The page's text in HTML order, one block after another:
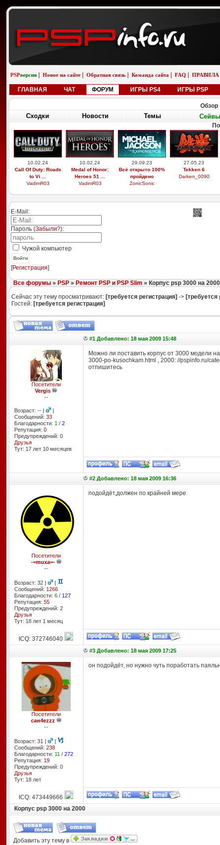
PSPверсия Новое на сайте Обратная связь Команда сайта FAQ ПРАВИЛА
ГЛАВНАЯ ЧАТ ФОРУМ ИГРЫ PS4 ИГРЫ PSP
Обзор
Сходки Новости Темы Сейвы
10.02.24
Call Of Duty: Roads
to Vi ...
VadimR03
10.02.24
Medal of Honor:
Heroes 51 ...
VadimR03
29.09.23
Всё открыто 100%
пройдено
ZonicSonic
27.05.23
Tekken 6
Darken_0090
E-Mail:
Пароль (Забыли?):
Чужой компьютер
Войти
[Регистрация]
Все форумы» PSP» Ремонт PSP и PSP Slim » Корпус psp 3000 на 2000
Сейчас эту тему просматривают: [требуется регистрация] -> [требуется
Гостей: [требуется регистрация]
#1 Добавлено: 18 мая 2009 15:48
Посетители
Vergis
--
Возраст: -- |
|
Сообщений: 33
Благодарности: 1 / 2
Репутация: 0
Предупреждений: 0
Друзья
Тут: 17 лет 10 месяцев
Можно ли поставить корпус от 3000 модели
3000-po-kusochkam.html , 2000: //pspinfo.ru/
отпишитесь
#2 Добавлено: 18 мая 2009 16:36
Посетители
-=muxa=-
--
Возраст: 32 |
|
Сообщений: 1266
Благодарности: 6/ 127
Репутация: 55
Предупреждений: 2
Друзья
Тут: 18 лет 1 месяц
подойдёт,должен по крайней мере
ICQ: 372746040
#3 Добавлено: 18 мая 2009 17:25
Посетители
сан4еzzz
--
Возраст: 31 |
|
Сообщений: 238
Благодарности: 11 / 272
Репутация: 19
Предупреждений: 0
Друзья
Тут: 18 лет
он подойдёт, но нужно чуть поработать
ICQ: 473449666
Корпус psp 3000 на 2000
Добавить эту тему в